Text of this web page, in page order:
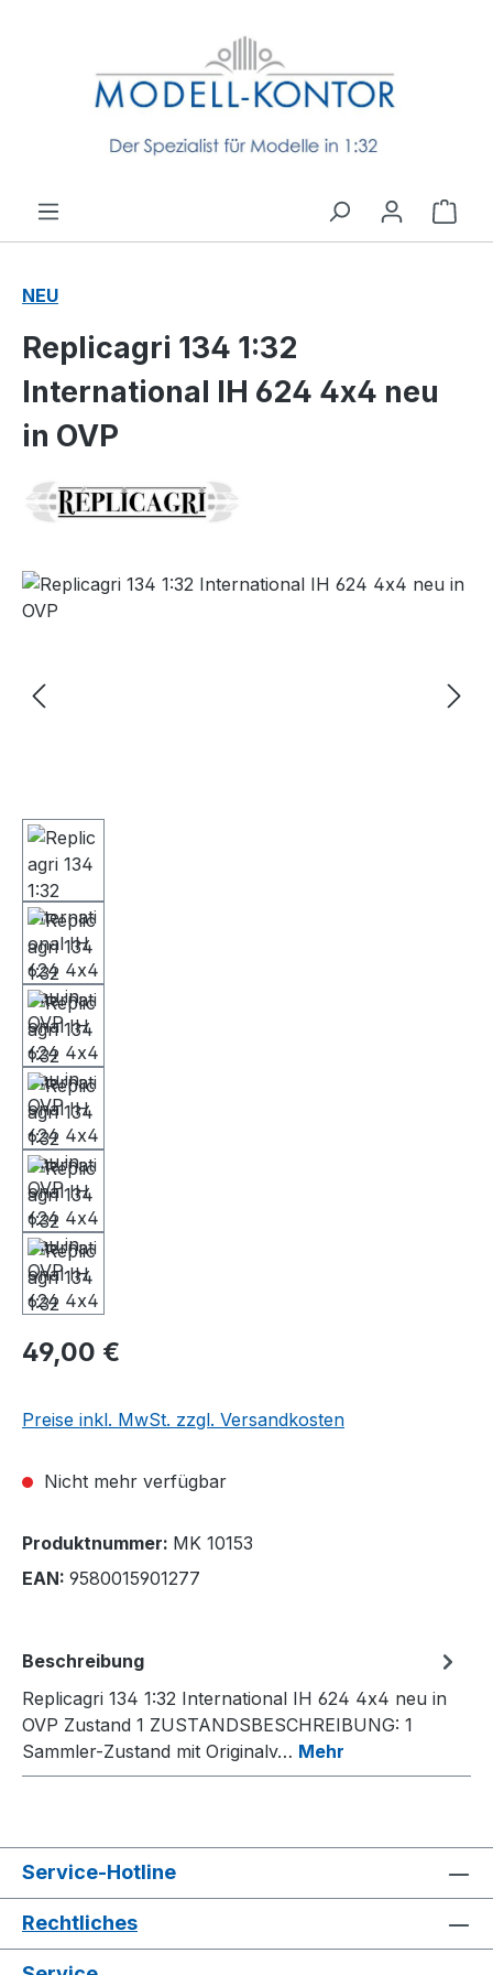
NEU
Replicagri 134 1:32
International IH 624 4x4 neu
in OVP
Bildergalerie überspringen
49,00 €
Preise inkl. MwSt. zzgl. Versandkosten
Nicht mehr verfügbar
Produktnummer: MK 10153
EAN: 9580015901277
Beschreibung
Replicagri 134 1:32 International IH 624 4x4 neu in
OVP Zustand 1 ZUSTANDSBESCHREIBUNG: 1
Sammler-Zustand mit Originalv… Mehr
Service-Hotline
Rechtliches